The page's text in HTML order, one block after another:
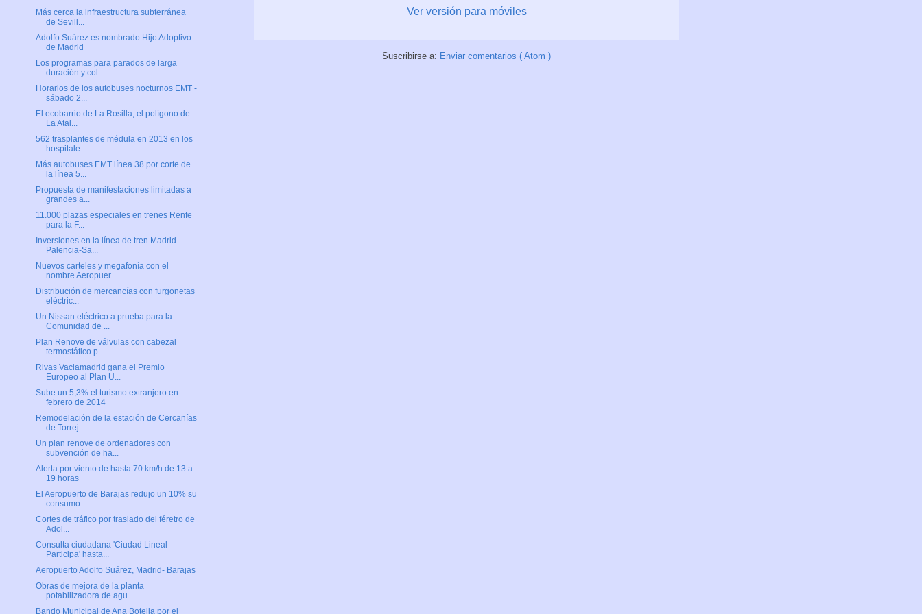
Ver versión para móviles
Suscribirse a: Enviar comentarios ( Atom )
Más cerca la infraestructura subterránea
de Sevill...
Adolfo Suárez es nombrado Hijo Adoptivo
de Madrid
Los programas para parados de larga
duración y col...
Horarios de los autobuses nocturnos EMT -
sábado 2...
El ecobarrio de La Rosilla, el polígono de
La Atal...
562 trasplantes de médula en 2013 en los
hospitale...
Más autobuses EMT línea 38 por corte de
la línea 5...
Propuesta de manifestaciones limitadas a
grandes a...
11.000 plazas especiales en trenes Renfe
para la F...
Inversiones en la línea de tren Madrid-
Palencia-Sa...
Nuevos carteles y megafonía con el
nombre Aeropuer...
Distribución de mercancías con furgonetas
eléctric...
Un Nissan eléctrico a prueba para la
Comunidad de ...
Plan Renove de válvulas con cabezal
termostático p...
Rivas Vaciamadrid gana el Premio
Europeo al Plan U...
Sube un 5,3% el turismo extranjero en
febrero de 2014
Remodelación de la estación de Cercanías
de Torrej...
Un plan renove de ordenadores con
subvención de ha...
Alerta por viento de hasta 70 km/h de 13 a
19 horas
El Aeropuerto de Barajas redujo un 10% su
consumo ...
Cortes de tráfico por traslado del féretro de
Adol...
Consulta ciudadana 'Ciudad Lineal
Participa' hasta...
Aeropuerto Adolfo Suárez, Madrid- Barajas
Obras de mejora de la planta
potabilizadora de agu...
Bando Municipal de Ana Botella por el